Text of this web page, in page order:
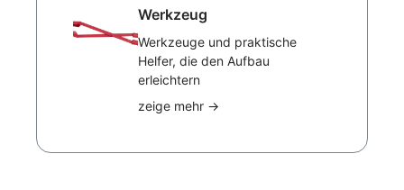
Werkzeug
Werkzeuge und praktische
Helfer, die den Aufbau
erleichtern
zeige mehr →